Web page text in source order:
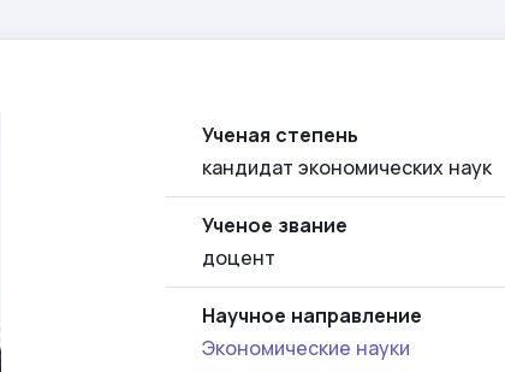
Ученая степень
кандидат экономических наук
Ученое звание
доцент
Научное направление
Экономические науки